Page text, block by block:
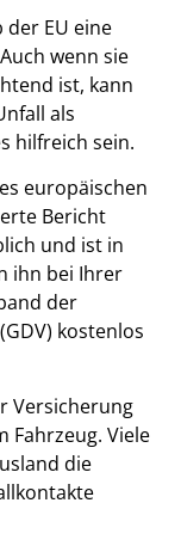
der EU eine
wenn sie
ist, kann
als
hilfreich sein.
europäischen
Bericht
und ist in
ihn bei Ihrer
der
kostenlos
Versicherung
Fahrzeug. Viele
die